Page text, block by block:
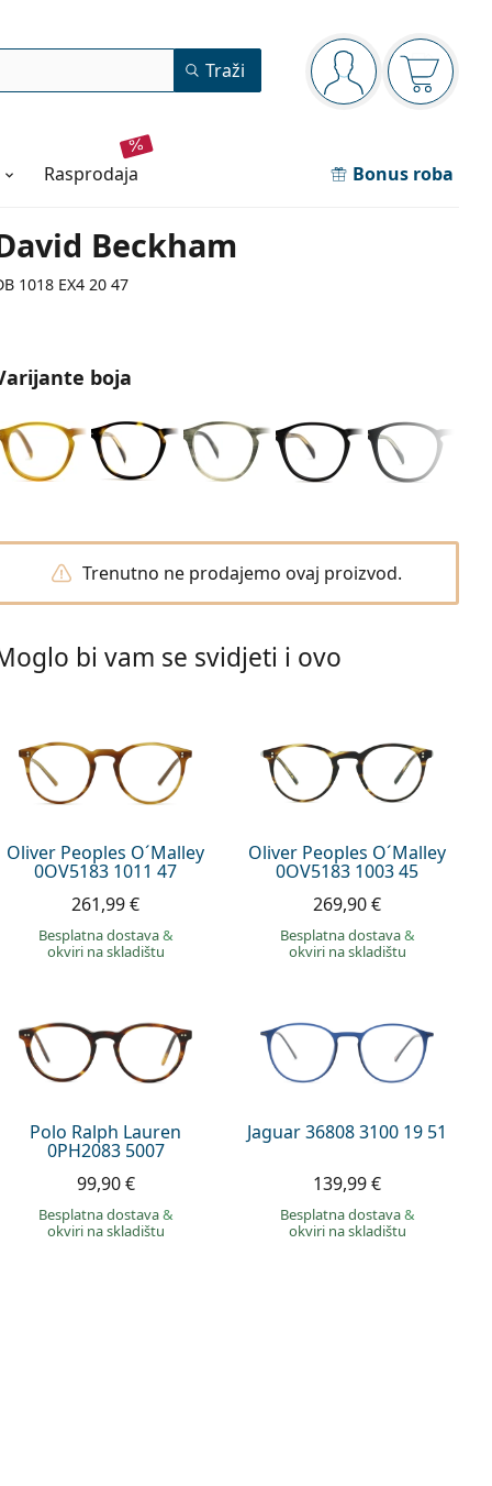
Navigacijska ploča
ste prijavljeni
Traži
rasprodaja Bonus roba
Beckham
1018 EX4 20 47
boja
Trenutno ne prodajemo ovaj proizvod.
bi vam se svidjeti i ovo
Oliver Peoples O´Malley
0OV5183 1011 47
261,99 €
Besplatna dostava&
okviri na skladištu
Oliver Peoples O´Malley
0OV5183 1003 45
269,90 €
Besplatna dostava&
okviri na skladištu
Polo Ralph Lauren
0PH2083 5007
99,90 €
Besplatna dostava&
okviri na skladištu
Jaguar 36808 3100 19 51
139,99 €
Besplatna dostava&
okviri na skladištu